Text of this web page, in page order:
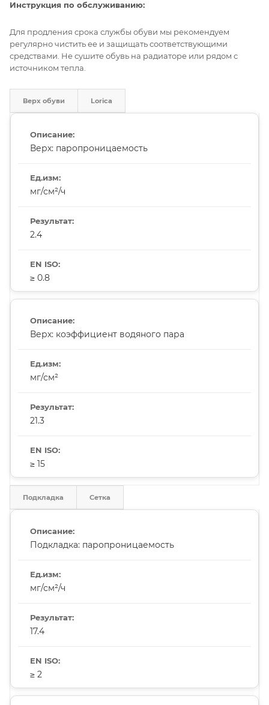
Инструкция по обслуживанию:
Для продления срока службы обуви мы рекомендуем
регулярно чистить ее и защищать соответствующими
средствами. Не сушите обувь на радиаторе или рядом с
источником тепла.
Верх обуви Lorica
Верх: паропроницаемость
мг/см²/ч
2.4
≥ 0.8
Верх: коэффициент водяного пара
мг/см²
21.3
≥ 15
Подкладка Сетка
Подкладка: паропроницаемость
мг/см²/ч
17.4
≥ 2